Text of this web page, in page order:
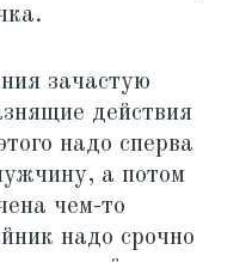
зачастую
действия
надо сперва
а потом
чем-то
надо срочно